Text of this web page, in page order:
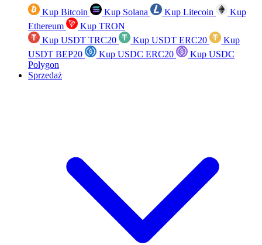
Kup Bitcoin Kup Solana Kup Litecoin
Kup
Ethereum
Kup TRON
Kup USDT TRC20
Kup USDT ERC20
Kup
USDT BEP20
Kup USDC ERC20
Kup USDC
Polygon
Sprzedaż